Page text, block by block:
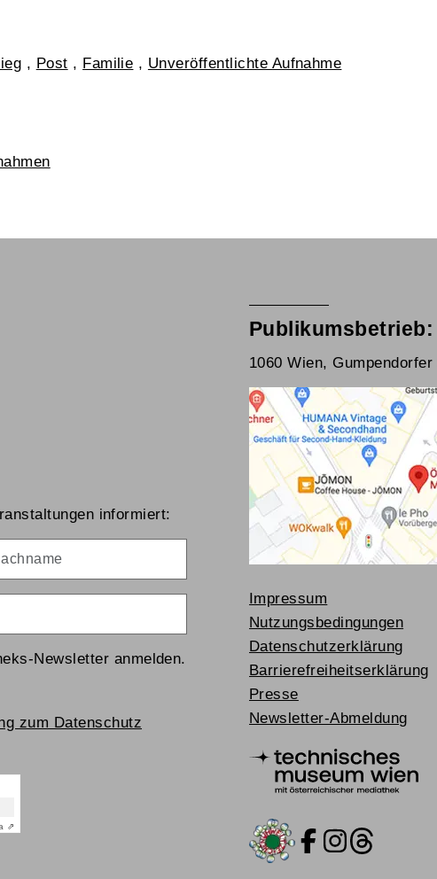
, Post , Familie , Unveröffentlichte Aufnahme
informiert:
Newsletter anmelden.
zum Datenschutz
⇗
Publikumsbetrieb:
1060 Wien,
Impressum
Nutzungsbedingungen
Datenschutzerklärung
Barrierefreiheitserklärung
Presse
Newsletter-Abmeldung